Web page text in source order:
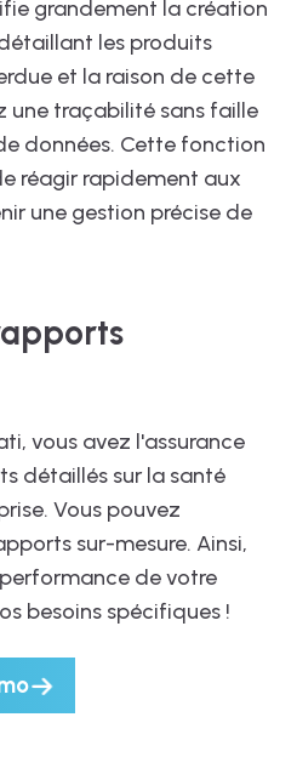
grandement la création
les produits
et la raison de cette
une traçabilité sans faille
données. Cette fonction
réagir rapidement aux
une gestion précise de
vous avez l'assurance
détaillés sur la santé
Vous pouvez
sur-mesure. Ainsi,
de votre
besoins spécifiques !